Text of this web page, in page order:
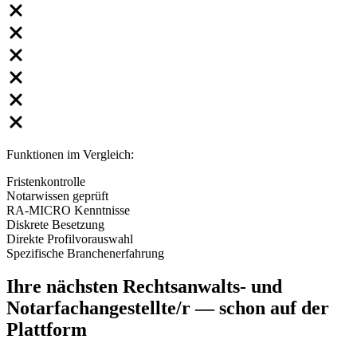
Funktionen im Vergleich:
Fristenkontrolle
Notarwissen geprüft
RA-MICRO Kenntnisse
Diskrete Besetzung
Direkte Profilvorauswahl
Spezifische Branchenerfahrung
Ihre nächsten Rechtsanwalts- und
Notarfachangestellte/r— schon auf der
Plattform